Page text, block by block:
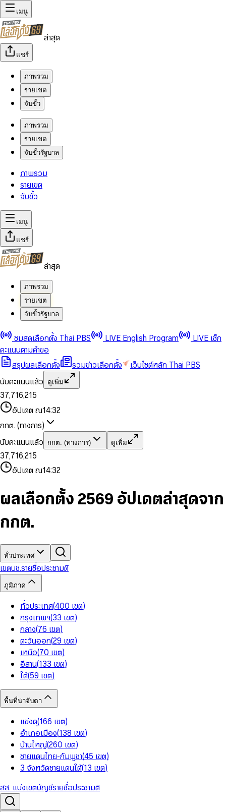
เมนู
ล่าสุด
แชร์
ภาพรวม
รายเขต
จับขั้ว
ภาพรวม
รายเขต
จับขั้วรัฐบาล
ภาพรวม
รายเขต
จับขั้ว
เมนู
แชร์
ล่าสุด
ภาพรวม
รายเขต
จับขั้วรัฐบาล
ชมสดเลือกตั้ง Thai PBS LIVE English Program
LIVE เช็ก
คะแนนตามคำขอ
สรุปผลเลือกตั้ง
รวมข่าวเลือกตั้ง
เว็บไซต์หลัก Thai PBS
นับคะแนนแล้ว
ดูเพิ่ม
0
1
2
3
4
5
6
8
9
0
1
2
3
4
5
6
7
8
9
,
0
1
2
4
6
7
8
9
0
1
2
3
4
5
6
7
8
9
0
1
3
5
6
7
8
9
,
1
2
4
5
7
8
9
0
1
3
4
6
7
8
9
0
2
3
4
5
7
8
อัปเดต ณ14:32
กกต. (ทางการ)
นับคะแนนแล้ว
กกต. (ทางการ) ดูเพิ่ม
0
1
2
3
4
5
7
8
0
1
2
4
5
6
7
8
9
,
0
1
2
4
6
7
8
9
0
1
2
3
5
6
8
9
0
1
3
5
6
7
8
,
1
2
4
6
7
9
0
1
3
5
6
8
9
0
2
3
4
5
7
9
อัปเดต ณ14:32
ผลเลือกตั้ง 2569 อัปเดตล่าสุดจาก
กกต.
ทั่วประเทศ
เขตบช.รายชื่อประชามติ
ภูมิภาค
ทั่วประเทศ(400 เขต)
กรุงเทพฯ(33 เขต)
กลาง(76 เขต)
ตะวันออก(29 เขต)
เหนือ(70 เขต)
อีสาน(133 เขต)
ใต้(59 เขต)
พื้นที่น่าจับตา
แข่งดุ(166 เขต)
อำเภอเมือง(138 เขต)
บ้านใหญ่(260 เขต)
ชายแดนไทย-กัมพูชา(45 เขต)
3 จังหวัดชายแดนใต้(13 เขต)
สส. แบ่งเขตบัญชีรายชื่อประชามติ